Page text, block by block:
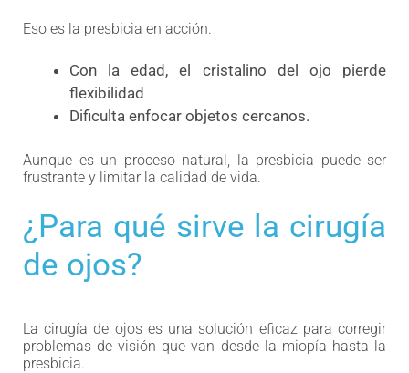
Eso es la presbicia en acción.
Con la edad, el cristalino del ojo pierde
flexibilidad
Dificulta enfocar objetos cercanos.
Aunque es un proceso natural, la presbicia puede ser
frustrante y limitar la calidad de vida.
¿Para qué sirve la cirugía
de ojos?
La cirugía de ojos es una solución eficaz para corregir
problemas de visión que van desde la miopía hasta la
presbicia.